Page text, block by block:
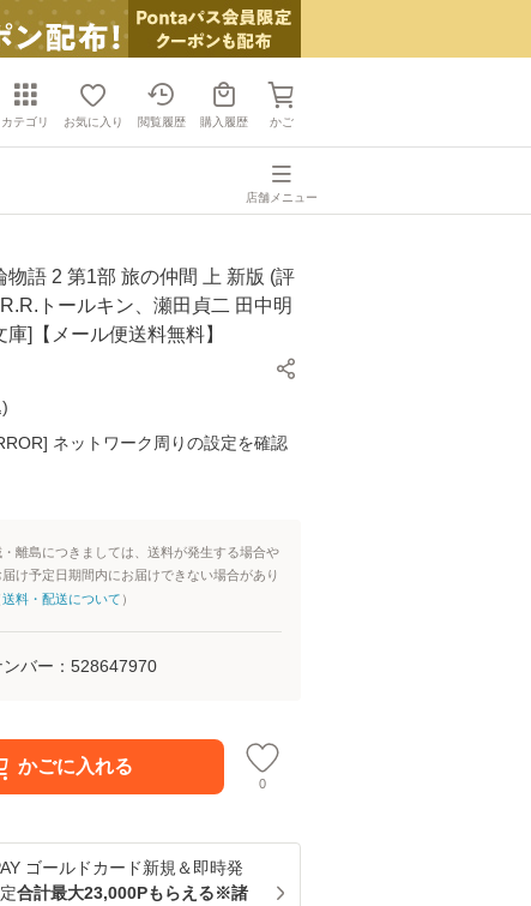
カテゴリ お気に入り 閲覧履歴 購入履歴 かご
店舗メニュー
物語 2 第1部 旅の仲間 上 新版 (評
トールキン、瀬田貞二 田中明
庫]【メール便送料無料】
)
ネットワーク周りの設定を確認
離島につきましては、送料が発生する場合や
け予定日期間内にお届けできない場合があり
送料・配送について ）
バー： 528647970
かごに入れる
0
ゴールドカード新規＆即時発
合計最大23,000Pもらえる※諸